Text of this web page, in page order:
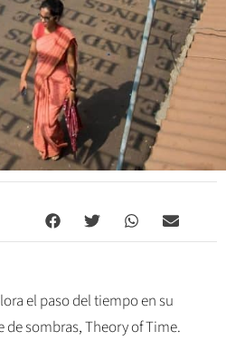
el paso del tiempo en su
sombras, Theory of Time.